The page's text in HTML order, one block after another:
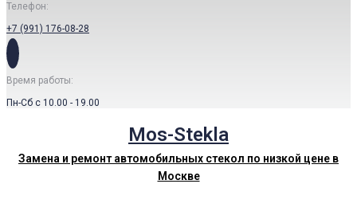
Телефон:
+7 (991) 176-08-28
Время работы:
Пн-Сб с 10.00 - 19.00
Mos-Stekla
Замена и ремонт автомобильных стекол по низкой цене в
Москве